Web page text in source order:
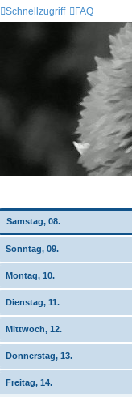
Schnellzugriff FAQ
Samstag, 08.
Sonntag, 09.
Montag, 10.
Dienstag, 11.
Mittwoch, 12.
Donnerstag, 13.
Freitag, 14.